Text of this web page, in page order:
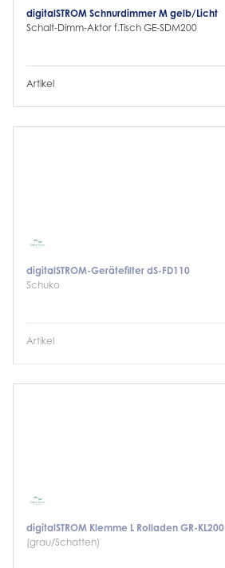
digitalSTROM Schnurdimmer M gelb/Licht
Schalt-Dimm-Aktor f.Tisch GE-SDM200
Artikel
digitalSTROM-Gerätefilter dS-FD110
Schuko
Artikel
digitalSTROM Klemme L Rolladen GR-KL200
(grau/Schatten)